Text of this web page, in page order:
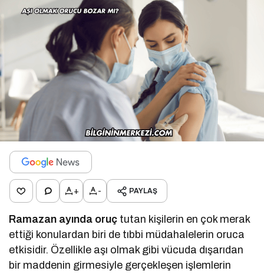
+ - PAYLAŞ
Ramazan ayında oruç tutan kişilerin en çok merak
ettiği konulardan biri de tıbbi müdahalelerin oruca
etkisidir. Özellikle aşı olmak gibi vücuda dışarıdan
bir maddenin girmesiyle gerçekleşen işlemlerin